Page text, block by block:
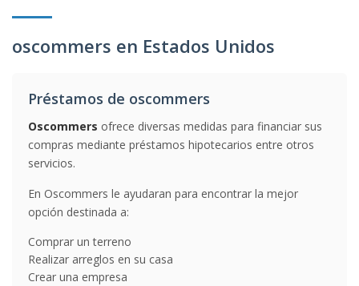
oscommers en Estados Unidos
Préstamos de oscommers
Oscommers ofrece diversas medidas para financiar sus
compras mediante préstamos hipotecarios entre otros
servicios.
En Oscommers le ayudaran para encontrar la mejor
opción destinada a:
Comprar un terreno
Realizar arreglos en su casa
Crear una empresa